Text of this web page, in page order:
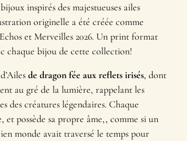
inspirés des majestueuses ailes
originelle a été créée comme
et Merveilles 2026. Un print format
chaque bijou de cette collection!
de dragon fée aux reflets irisés, dont
au gré de la lumière, rappelant les
des créatures légendaires. Chaque
et possède sa propre âme,, comme si un
monde avait traversé le temps pour